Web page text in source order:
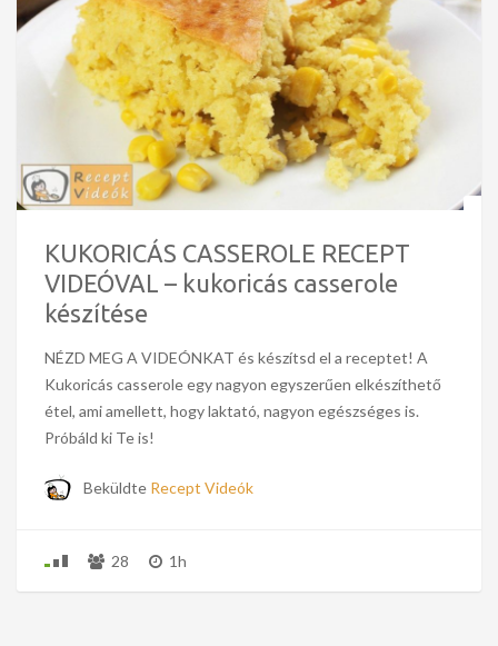
KUKORICÁS CASSEROLE RECEPT
VIDEÓVAL – kukoricás casserole
készítése
NÉZD MEG A VIDEÓNKAT és készítsd el a receptet! A
Kukoricás casserole egy nagyon egyszerűen elkészíthető
étel, ami amellett, hogy laktató, nagyon egészséges is.
Próbáld ki Te is!
Beküldte Recept Videók
28 1h